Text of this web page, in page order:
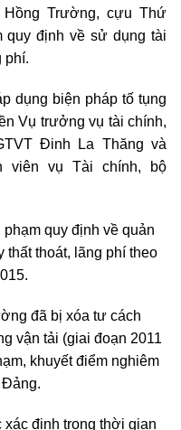
Trường, cựu Thứ
quy định về sử dụng tài
phí.
dụng biện pháp tố tụng
Vụ trưởng vụ tài chính,
Đinh La Thăng và
viên vụ Tài chính, bộ
quy định về quản
thất thoát, lãng phí theo
đã bị xóa tư cách
vận tải (giai đoạn 2011
khuyết điểm nghiêm
Đảng.
định trong thời gian